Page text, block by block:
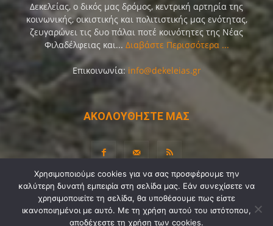
Δεκελείας, ο δικός μας δρόμος, κεντρική αρτηρία της
κοινωνικής, οικιστικής και πολιτιστικής μας ενότητας,
ζευγαρώνει τις δυο πάλαι ποτέ κοινότητες της Νέας
Φιλαδέλφειας και... Διαβάστε Περισσότερα ...
Επικοινωνία: info@dekeleias.gr
ΑΚΟΛΟΥΘΗΣΤΕ ΜΑΣ
Διαύγεια Λίγα Λόγια για Εμάς
Επικοινωνία
Όροι Χρήσης
Προσωπικά Δεδομένα
Sitemap
Ψηφοφορίες
Χρησιμοποιούμε cookies για να σας προσφέρουμε την
καλύτερη δυνατή εμπειρία στη σελίδα μας. Εάν συνεχίσετε να
χρησιμοποιείτε τη σελίδα, θα υποθέσουμε πως είστε
ικανοποιημένοι με αυτό. Με τη χρήση αυτού του ιστότοπου,
αποδέχεστε τη χρήση των cookies.